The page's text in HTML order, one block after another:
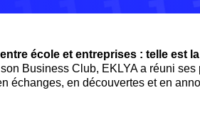
école et entreprises : telle est
Business Club, EKLYA a réuni
échanges, en découvertes et en